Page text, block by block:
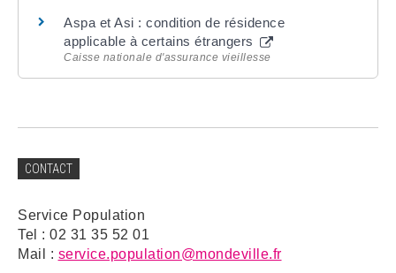
Aspa et Asi : condition de résidence
applicable à certains étrangers
Caisse nationale d'assurance vieillesse
CONTACT
Service Population
Tel : 02 31 35 52 01
Mail : service.population@mondeville.fr